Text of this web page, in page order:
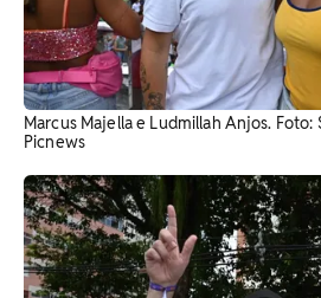
Marcus Majella e Ludmillah Anjos. Foto:
Picnews